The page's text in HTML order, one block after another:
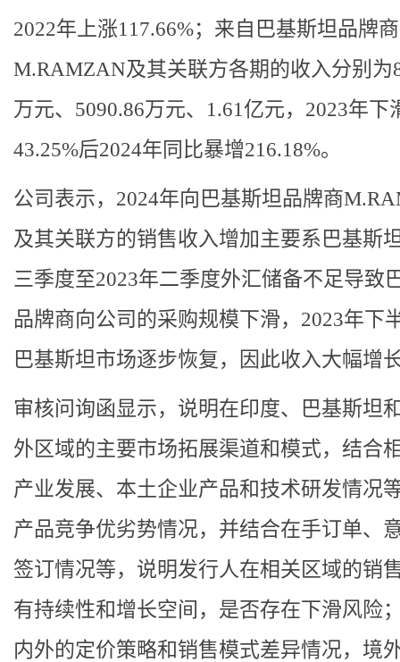
2022年上涨117.66%；来自巴基斯坦品牌商
M.RAMZAN及其关联方各期的收入分别为
万元、5090.86万元、1.61亿元，2023年下
43.25%后2024年同比暴增216.18%。
公司表示，2024年向巴基斯坦品牌商
及其关联方的销售收入增加主要系巴基斯
三季度至2023年二季度外汇储备不足导致
品牌商向公司的采购规模下滑，2023年下
巴基斯坦市场逐步恢复，因此收入大幅增
审核问询函显示，说明在印度、巴基斯坦
外区域的主要市场拓展渠道和模式，结合
产业发展、本土企业产品和技术研发情况
产品竞争优劣势情况，并结合在手订单、
签订情况等，说明发行人在相关区域的销
有持续性和增长空间，是否存在下滑风险
内外的定价策略和销售模式差异情况，境